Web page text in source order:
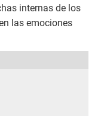
internas de los
las emociones